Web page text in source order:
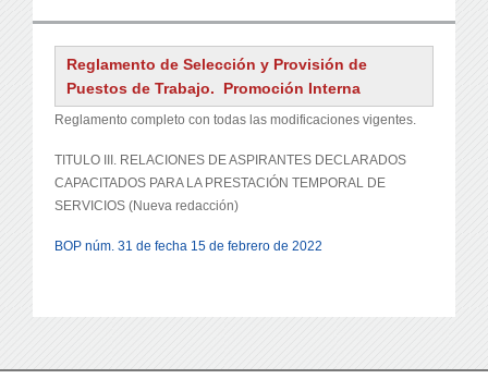
Reglamento de Selección y Provisión de
Puestos de Trabajo. Promoción Interna
Reglamento completo con todas las modificaciones vigentes.
TITULO III. RELACIONES DE ASPIRANTES DECLARADOS
CAPACITADOS PARA LA PRESTACIÓN TEMPORAL DE
SERVICIOS (Nueva redacción)
BOP núm. 31 de fecha 15 de febrero de 2022